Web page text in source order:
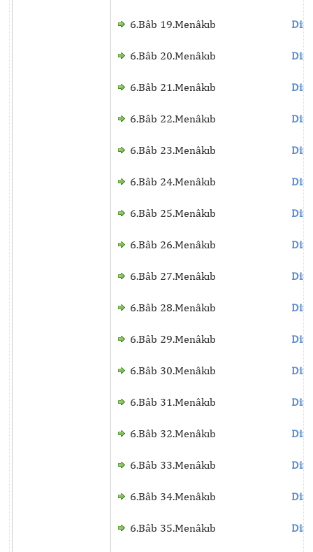
6.Bâb 19.Menâkıb
6.Bâb 20.Menâkıb
6.Bâb 21.Menâkıb
6.Bâb 22.Menâkıb
6.Bâb 23.Menâkıb
6.Bâb 24.Menâkıb
6.Bâb 25.Menâkıb
6.Bâb 26.Menâkıb
6.Bâb 27.Menâkıb
6.Bâb 28.Menâkıb
6.Bâb 29.Menâkıb
6.Bâb 30.Menâkıb
6.Bâb 31.Menâkıb
6.Bâb 32.Menâkıb
6.Bâb 33.Menâkıb
6.Bâb 34.Menâkıb
6.Bâb 35.Menâkıb